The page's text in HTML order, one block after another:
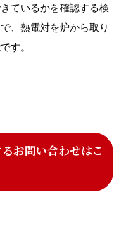
ているかを確認する検
、熱電対を炉から取り
す。
お問い合わせはこ